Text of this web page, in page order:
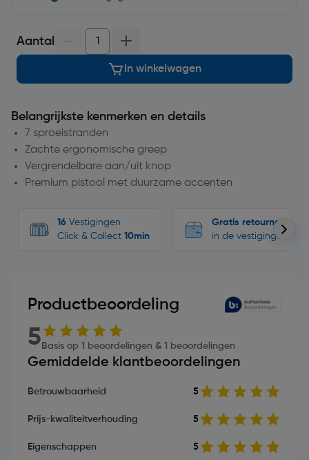
Aantal
In winkelwagen
Belangrijkste kenmerken en details
7 sproeistranden
Zachte ergonomische greep
Vergrendelbare aan/uit knop
Premium pistool met duurzame accenten
16 Vestigingen
Click & Collect 10min
Gratis retourneren
in de vestigingen
Productbeoordeling
5 Basis op 1 beoordelingen & 1 beoordelingen
Gemiddelde klantbeoordelingen
Betrouwbaarheid 5
Prijs-kwaliteitverhouding 5
Eigenschappen 5